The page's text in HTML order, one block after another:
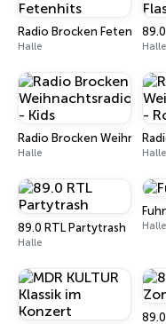
Radio Brocken Fetenhits
Halle Halle
Radio Brocken
Halle Halle
89.0 RTL Partytrash
Halle
Halle